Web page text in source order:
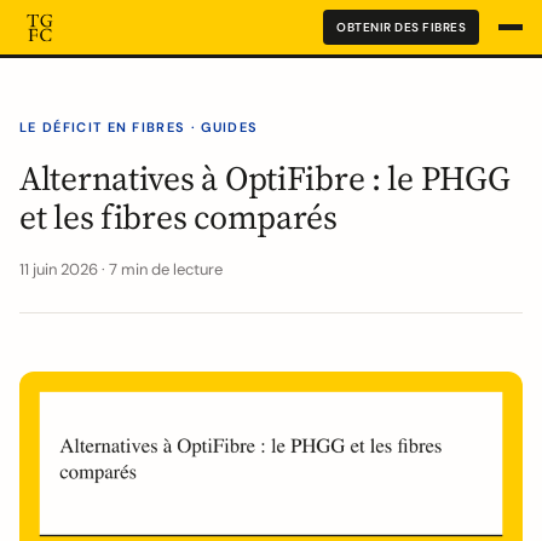
OBTENIR DES FIBRES
LE DÉFICIT EN FIBRES · GUIDES
Alternatives à OptiFibre : le PHGG
et les fibres comparés
11 juin 2026 · 7 min de lecture